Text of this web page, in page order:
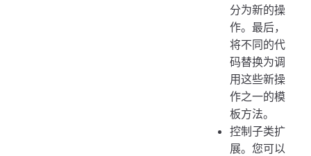
分为新的操
作。最后，
将不同的代
码替换为调
用这些新操
作之一的模
板方法。
控制子类扩
展。您可以